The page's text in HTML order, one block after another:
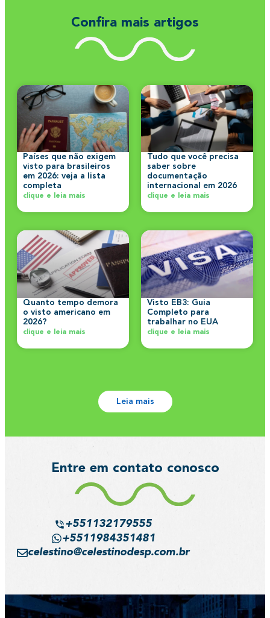
Confira mais artigos
Países que não exigem
visto para brasileiros
em 2026: veja a lista
completa
clique e leia mais
Tudo que você precisa
saber sobre
documentação
internacional em 2026
clique e leia mais
Quanto tempo demora
o visto americano em
2026?
clique e leia mais
Visto EB3: Guia
Completo para
trabalhar no EUA
clique e leia mais
Leia mais
Entre em contato conosco
+551132179555
+5511984351481
celestino@celestinodesp.com.br